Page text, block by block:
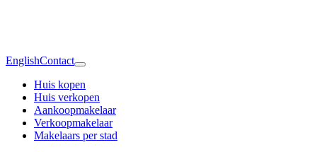
EnglishContact
Huis kopen
Huis verkopen
Aankoopmakelaar
Verkoopmakelaar
Makelaars per stad